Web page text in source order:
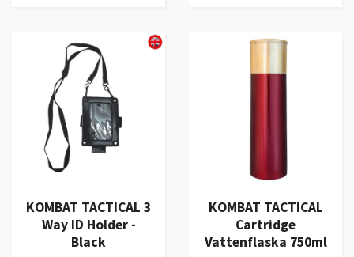
KOMBAT TACTICAL 3
Way ID Holder -
Black
KOMBAT TACTICAL
Cartridge
Vattenflaska 750ml